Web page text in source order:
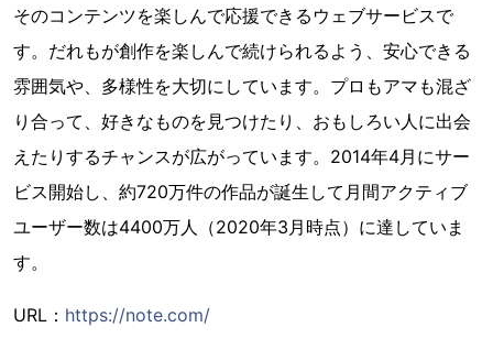
そのコンテンツを楽しんで応援できるウェブサービスで
す。だれもが創作を楽しんで続けられるよう、安心できる
雰囲気や、多様性を大切にしています。プロもアマも混ざ
り合って、好きなものを見つけたり、おもしろい人に出会
えたりするチャンスが広がっています。2014年4月にサー
ビス開始し、約720万件の作品が誕生して月間アクティブ
ユーザー数は4400万人（2020年3月時点）に達していま
す。
URL： https://note.com/